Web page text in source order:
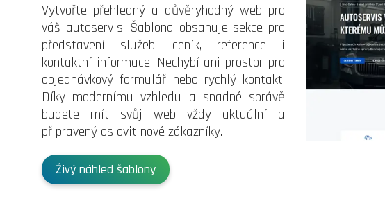
Vytvořte přehledný a důvěryhodný web pro
váš autoservis. Šablona obsahuje sekce pro
představení služeb, ceník, reference i
kontaktní informace. Nechybí ani prostor pro
objednávkový formulář nebo rychlý kontakt.
Díky modernímu vzhledu a snadné správě
budete mít svůj web vždy aktuální a
připravený oslovit nové zákazníky.
Živý náhled šablony